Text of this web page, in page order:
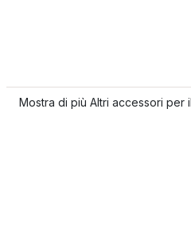
Mostra di più Altri accessori per